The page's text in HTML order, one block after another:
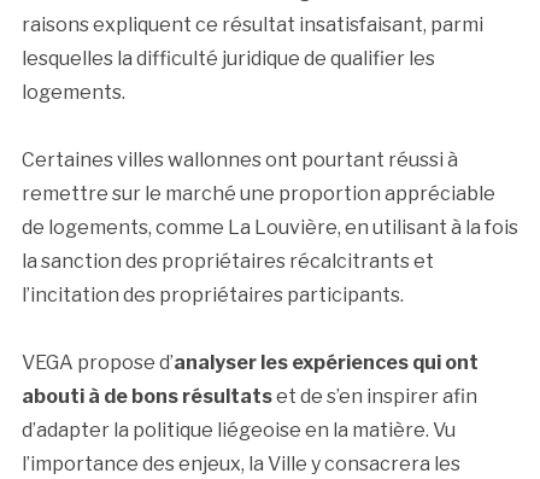
raisons expliquent ce résultat insatisfaisant, parmi
lesquelles la difficulté juridique de qualifier les
logements.
Certaines villes wallonnes ont pourtant réussi à
remettre sur le marché une proportion appréciable
de logements, comme La Louvière, en utilisant à la fois
la sanction des propriétaires récalcitrants et
l’incitation des propriétaires participants.
VEGA propose d’analyser les expériences qui ont
abouti à de bons résultatset de s’en inspirer afin
d’adapter la politique liégeoise en la matière. Vu
l’importance des enjeux, la Ville y consacrera les